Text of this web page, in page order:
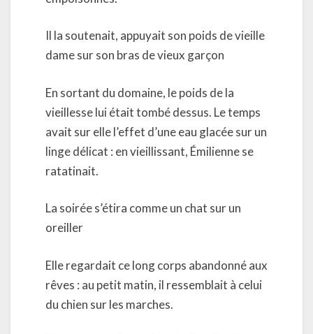
Il la soutenait, appuyait son poids de vieille
dame sur son bras de vieux garçon
En sortant du domaine, le poids de la
vieillesse lui était tombé dessus. Le temps
avait sur elle l’effet d’une eau glacée sur un
linge délicat : en vieillissant, Émilienne se
ratatinait.
La soirée s’étira comme un chat sur un
oreiller
Elle regardait ce long corps abandonné aux
rêves : au petit matin, il ressemblait à celui
du chien sur les marches.